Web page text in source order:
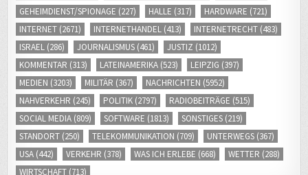
GEHEIMDIENST/SPIONAGE (227) HALLE (317) HARDWARE (721)
INTERNET (2671) INTERNETHANDEL (413) INTERNETRECHT (483)
ISRAEL (286) JOURNALISMUS (461) JUSTIZ (1012)
KOMMENTAR (313) LATEINAMERIKA (523) LEIPZIG (397)
MEDIEN (3203) MILITÄR (367) NACHRICHTEN (5952)
NAHVERKEHR (245) POLITIK (2797) RADIOBEITRÄGE (515)
SOCIAL MEDIA (809) SOFTWARE (1813) SONSTIGES (219)
STANDORT (250) TELEKOMMUNIKATION (709) UNTERWEGS (367)
USA (442) VERKEHR (378) WAS ICH ERLEBE (668) WETTER (288)
WIRTSCHAFT (713)